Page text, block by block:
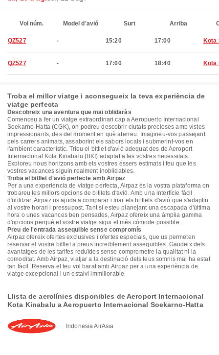
Vol núm. Model d'avió Surt Arriba
QZ527 - 15:20 17:00 Kota
QZ527 - 17:00 18:40 Kota
Troba el millor viatge i aconsegueix la teva experiència de
viatge perfecta
Descobreix una aventura que mai oblidaràs
Comenceu a fer un viatge extraordinari cap a Aeropuerto Internacional
Soekarno-Hatta (CGK), on podreu descobrir ciutats precioses amb vistes
impressionants, des del moment en què aterreu. Imagineu-vos passejant
pels carrers animats, assaborint els sabors locals i submerint-vos en
l'ambient característic. Trieu el bitllet d'avió adequat des de Aeroport
Internacional Kota Kinabalu (BKI) adaptat a les vostres necessitats.
Exploreu nous horitzons amb els vostres éssers estimats i feu que les
vostres vacances siguin realment inoblidables.
Troba el bitllet d'avió perfecte amb Airpaz
Per a una experiència de viatge perfecta, Airpaz és la vostra plataforma on
trobareu les millors opcions de bitllets d'avió. Amb una interfície fàcil
d'utilitzar, Airpaz us ajuda a comparar i triar els bitllets d'avió que s'adaptin
al vostre horari i pressupost. Tant si esteu planejant una escapada d'última
hora o unes vacances ben pensades, Airpaz ofereix una àmplia gamma
d'opcions perquè el vostre viatge sigui el més còmode possible.
Preu de l'entrada assequible sense compromís
Airpaz ofereix ofertes exclusives i ofertes especials, que us permeten
reservar el vostre bitllet a preus increïblement assequibles. Gaudeix dels
avantatges de les tarifes reduïdes sense comprometre la qualitat ni la
comoditat. Amb Airpaz, viatjar a la destinació dels teus somnis mai ha estat
tan fàcil. Reserva el teu vol barat amb Airpaz per a una experiència de
viatge excepcional i un estalvi immillorable.
Llista de aerolínies disponibles de Aeroport Internacional
Kota Kinabalu a Aeropuerto Internacional Soekarno-Hatta
Indonesia AirAsia